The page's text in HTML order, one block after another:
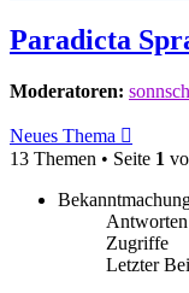
Paradicta
Moderatoren:
Neues Thema
13 Themen • Seite 1
Antworten
Zugriffe
Letzter